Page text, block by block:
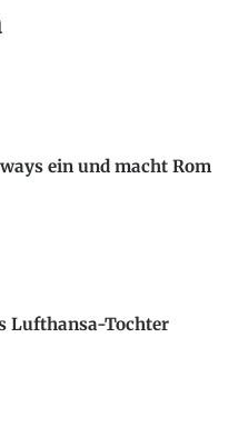
ein und macht Rom
Lufthansa-Tochter